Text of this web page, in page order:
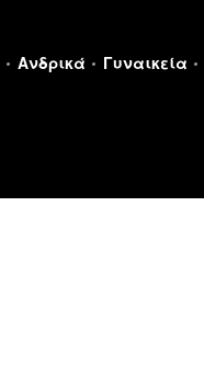
Ανδρικά Γυναικεία